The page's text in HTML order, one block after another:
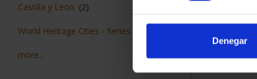
Denegar
Castilla y León (2)
World Heritage Cities - Series II
more...